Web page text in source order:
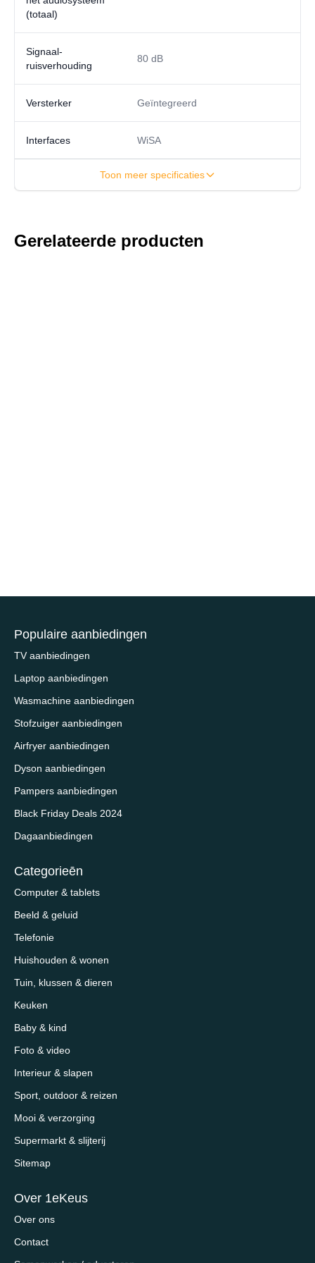
(totaal)
Signaal-
ruisverhouding
80 dB
Versterker Geïntegreerd
Interfaces WiSA
Toon meer specificaties
Gerelateerde producten
Populaire aanbiedingen
TV aanbiedingen
Laptop aanbiedingen
Wasmachine aanbiedingen
Stofzuiger aanbiedingen
Airfryer aanbiedingen
Dyson aanbiedingen
Pampers aanbiedingen
Black Friday Deals 2024
Dagaanbiedingen
Categorieēn
Computer & tablets
Beeld & geluid
Telefonie
Huishouden & wonen
Tuin, klussen & dieren
Keuken
Baby & kind
Foto & video
Interieur & slapen
Sport, outdoor & reizen
Mooi & verzorging
Supermarkt & slijterij
Sitemap
Over 1eKeus
Over ons
Contact